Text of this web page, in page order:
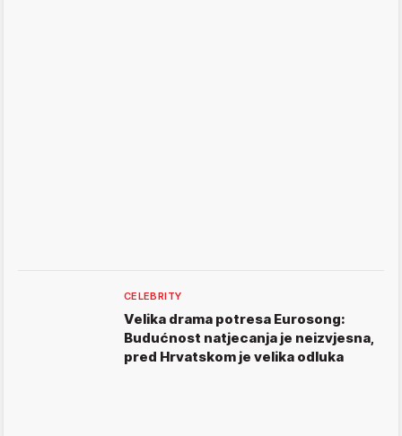
CELEBRITY
Velika drama potresa Eurosong:
Budućnost natjecanja je neizvjesna,
pred Hrvatskom je velika odluka